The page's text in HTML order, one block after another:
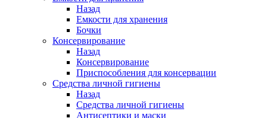
Назад
Емкости для хранения
Бочки
Консервирование
Назад
Консервирование
Приспособления для консервации
Средства личной гигиены
Назад
Средства личной гигиены
Антисептики и маски